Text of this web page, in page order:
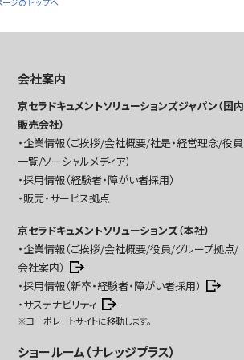
会社案内
京セラドキュメントソリューションズジャパン（国内
販売会社）
企業情報（ご挨拶/会社概要/社是・経営理念/役員
一覧/ソーシャルメディア）
採用情報（経験者・障がい者採用）
販売・サービス拠点
京セラドキュメントソリューションズ（本社）
企業情報（ご挨拶/会社概要/役員/グループ拠点/
会社案内）
採用情報（新卒・経験者・障がい者採用）
サステナビリティ
※コーポレートサイトに移動します。
ショールーム（ナレッジプラス）